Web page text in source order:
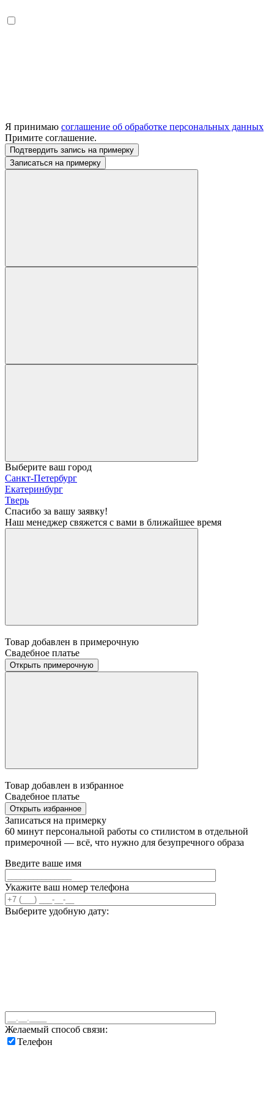
Я принимаю соглашение об обработке персональных данных
Примите соглашение.
Подтвердить запись на примерку
Записаться на примерку
Выберите ваш город
Санкт-Петербург
Екатеринбург
Тверь
Спасибо за вашу заявку!
Наш менеджер свяжется с вами в ближайшее время
Товар добавлен в примерочную
Свадебное платье
Открыть примерочную
Товар добавлен в избранное
Свадебное платье
Открыть избранное
Записаться на примерку
60 минут персональной работы со стилистом в отдельной
примерочной — всё, что нужно для безупречного образа
Введите ваше имя
Укажите ваш номер телефона
Выберите удобную дату:
Желаемый способ связи:
Телефон